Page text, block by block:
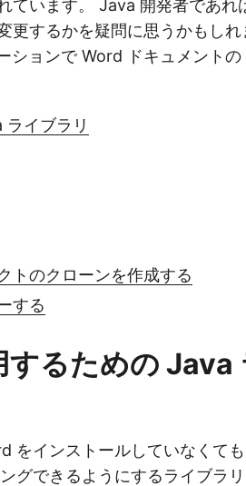
います。 Java 開発者であれ
更するかを疑問に思うかもしれ
ションで Word ドキュメントの
イブラリ
トのクローンを作成する
する
るための Java
をインストールしていなくて
グできるようにするライブラリ